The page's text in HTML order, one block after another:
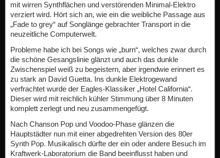
mit wirren Synthflächen und verstörenden Minimal-Elektro
verziert wird. Hört sich an, wie ein die weibliche Passage aus
„Fade to grey“ auf Songlänge gebrachter Transport in die
neuzeitliche Computerwelt.
Probleme habe ich bei Songs wie „burn“, welches zwar durch
die schöne Gesangslinie glänzt und auch das dunkle
Zwischenspiel weiß zu begeistern, aber irgendwie erinnert es
zu stark an David Guetta. Ins dunkle Elektrogewand
verfrachtet wurde der Eagles-Klassiker „Hotel California“.
Dieser wird mit reichlich kühler Stimmung über 8 Minuten
komplett zerlegt und neu zusammengefügt.
Nach Chanson Pop und Voodoo-Phase glänzen die
Hauptstädter nun mit einer abgedrehten Version des 80er
Synth Pop. Musikalisch dürfte der ein oder andere Besuch im
Kraftwerk-Laboratorium die Band beeinflusst haben und